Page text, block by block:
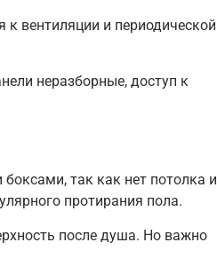
вентиляции и периодической
неразборные, доступ к
так как нет потолка и
протирания пола.
после душа. Но важно